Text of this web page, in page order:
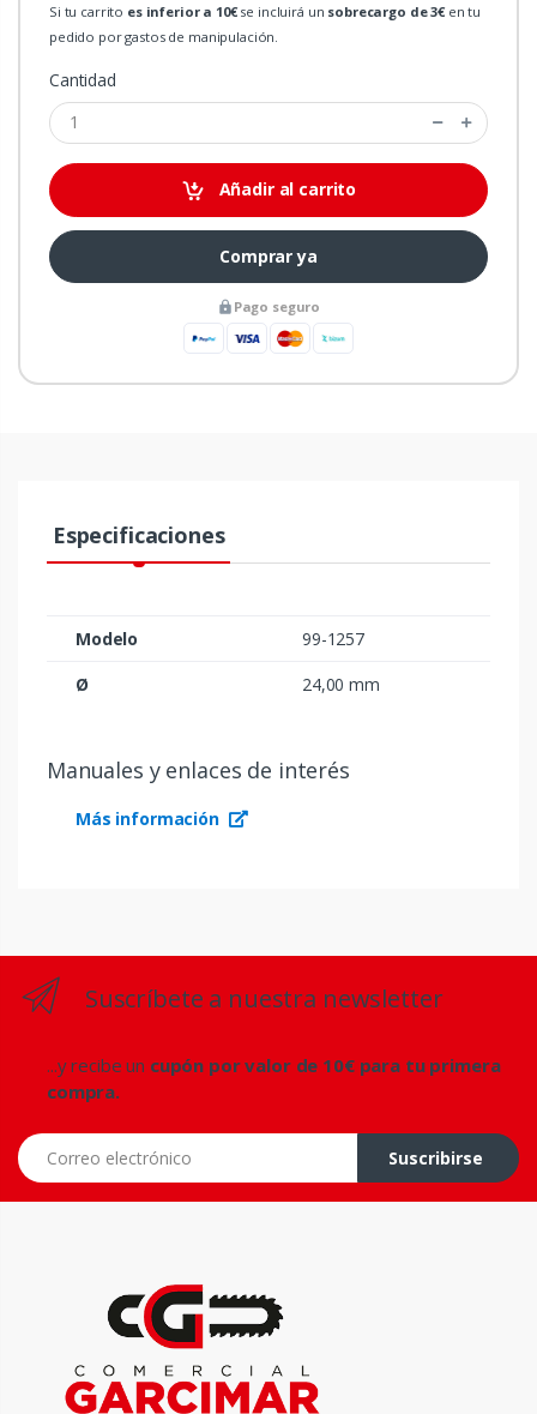
Si tu carrito es inferior a 10€se incluirá un sobrecargo de 3€en tu
pedido por gastos de manipulación.
Cantidad
Añadir al carrito
Comprar ya
Pago seguro
Especificaciones
Modelo
99-1257
Ø
24,00 mm
Manuales y enlaces de interés
Más información
Suscríbete a nuestra newsletter
...y recibe un cupón por valor de 10€ para tu primera
compra.
Correo electrónico
Suscribirse